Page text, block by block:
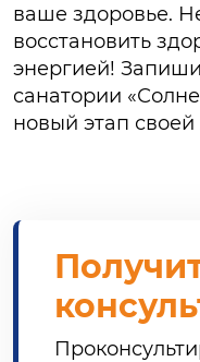
ваше здоровье.
восстановить
энергией!
санатории
новый этап